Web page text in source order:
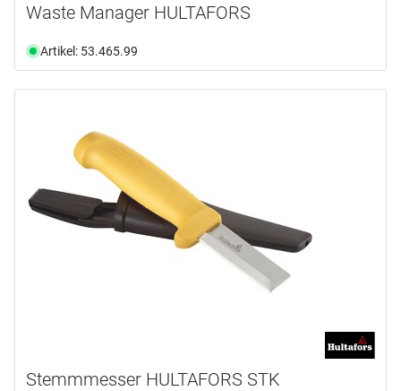
Waste Manager HULTAFORS
Artikel: 53.465.99
Stemmmesser HULTAFORS STK